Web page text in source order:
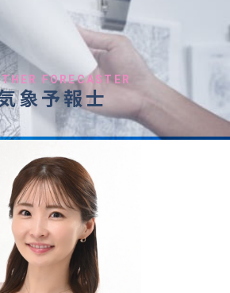
FORECASTER
象予報士